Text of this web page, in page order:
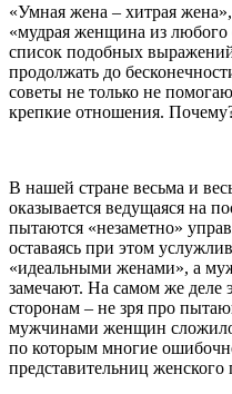
«Умная жена – хитрая
«мудрая женщина из
список подобных
продолжать до
советы не только не
крепкие отношения.
В нашей стране весьма и
оказывается ведущаяся на
пытаются «незаметно»
оставаясь при этом
«идеальными женами», а
замечают. На самом же деле
сторонам – не зря про
мужчинами женщин
по которым многие
представительниц женского